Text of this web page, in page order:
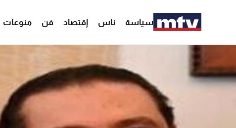
سياسة ناس إقتصاد فن منوعات